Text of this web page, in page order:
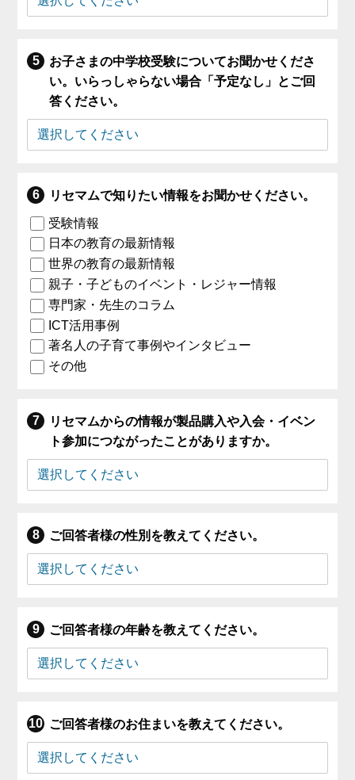
お子さまの中学校受験についてお聞かせくださ
い。いらっしゃらない場合「予定なし」とご回
答ください。
リセマムで知りたい情報をお聞かせください。
受験情報
日本の教育の最新情報
世界の教育の最新情報
親子・子どものイベント・レジャー情報
専門家・先生のコラム
ICT活用事例
著名人の子育て事例やインタビュー
その他
リセマムからの情報が製品購入や入会・イベン
ト参加につながったことがありますか。
ご回答者様の性別を教えてください。
ご回答者様の年齢を教えてください。
ご回答者様のお住まいを教えてください。